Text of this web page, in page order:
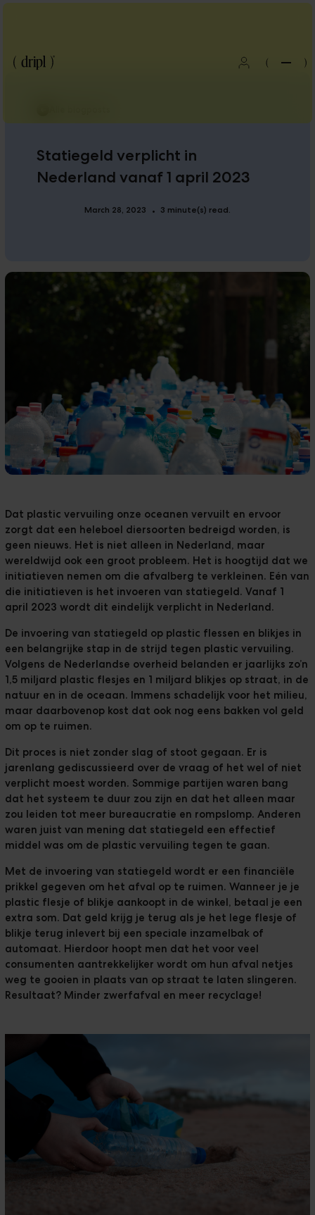
Blog
( )
Statiegeld verplicht in
Nederland vanaf 1 april 2023
March 28, 2023 • 3 minute(s) read.
Dat plastic vervuiling onze oceanen vervuilt en ervoor
zorgt dat een heleboel diersoorten bedreigd worden, is
geen nieuws. Het is niet alleen in Nederland, maar
wereldwijd ook een groot probleem. Het is hoogtijd dat we
initiatieven nemen om die afvalberg te verkleinen. Eén van
die initiatieven is het invoeren van statiegeld. Vanaf 1
april 2023 wordt dit eindelijk verplicht in Nederland.
De invoering van statiegeld op plastic flessen en blikjes in
een belangrijke stap in de strijd tegen plastic vervuiling.
Volgens de Nederlandse overheid belanden er jaarlijks zo’n
1,5 miljard plastic flesjes en 1 miljard blikjes op straat, in de
natuur en in de oceaan. Immens schadelijk voor het milieu,
maar daarbovenop kost dat ook nog eens bakken vol geld
om op te ruimen.
Dit proces is niet zonder slag of stoot gegaan. Er is
jarenlang gediscussieerd over de vraag of het wel of niet
verplicht moest worden. Sommige partijen waren bang
dat het systeem te duur zou zijn en dat het alleen maar
zou leiden tot meer bureaucratie en rompslomp. Anderen
waren juist van mening dat statiegeld een effectief
middel was om de plastic vervuiling tegen te gaan.
Met de invoering van statiegeld wordt er een financiële
prikkel gegeven om het afval op te ruimen. Wanneer je je
plastic flesje of blikje aankoopt in de winkel, betaal je een
extra som. Dat geld krijg je terug als je het lege flesje of
blikje terug inlevert bij een speciale inzamelbak of
automaat. Hierdoor hoopt men dat het voor veel
consumenten aantrekkelijker wordt om hun afval netjes
weg te gooien in plaats van op straat te laten slingeren.
Resultaat? Minder zwerfafval en meer recyclage!